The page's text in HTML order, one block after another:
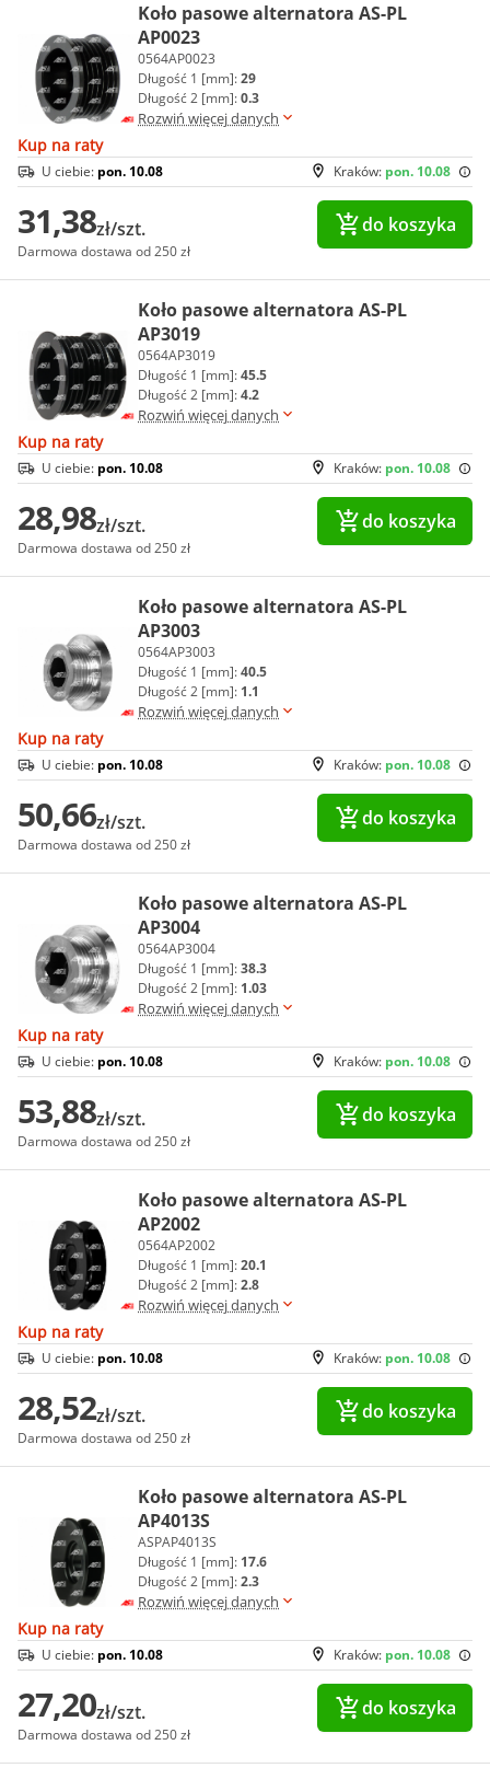
Koło pasowe alternatora AS-PL
AP0023
0564AP0023
Długość 1 [mm]:29
Długość 2 [mm]:0.3
Rozwiń więcej danych
Kup na raty
Kraków: pon. 10.08
U ciebie: pon. 10.08
31,38zł/szt.
Darmowa dostawa od 250 zł
do koszyka
Koło pasowe alternatora AS-PL
AP3019
0564AP3019
Długość 1 [mm]:45.5
Długość 2 [mm]:4.2
Rozwiń więcej danych
Kup na raty
Kraków: pon. 10.08
U ciebie: pon. 10.08
28,98zł/szt.
Darmowa dostawa od 250 zł
do koszyka
Koło pasowe alternatora AS-PL
AP3003
0564AP3003
Długość 1 [mm]:40.5
Długość 2 [mm]: 1.1
Rozwiń więcej danych
Kup na raty
Kraków: pon. 10.08
U ciebie: pon. 10.08
50,66zł/szt.
Darmowa dostawa od 250 zł
do koszyka
Koło pasowe alternatora AS-PL
AP3004
0564AP3004
Długość 1 [mm]:38.3
Długość 2 [mm]: 1.03
Rozwiń więcej danych
Kup na raty
Kraków: pon. 10.08
U ciebie: pon. 10.08
53,88zł/szt.
Darmowa dostawa od 250 zł
do koszyka
Koło pasowe alternatora AS-PL
AP2002
0564AP2002
Długość 1 [mm]:20.1
Długość 2 [mm]:2.8
Rozwiń więcej danych
Kup na raty
Kraków: pon. 10.08
U ciebie: pon. 10.08
28,52zł/szt.
Darmowa dostawa od 250 zł
do koszyka
Koło pasowe alternatora AS-PL
AP4013S
ASPAP4013S
Długość 1 [mm]: 17.6
Długość 2 [mm]:2.3
Rozwiń więcej danych
Kup na raty
Kraków: pon. 10.08
U ciebie: pon. 10.08
27,20zł/szt.
Darmowa dostawa od 250 zł
do koszyka